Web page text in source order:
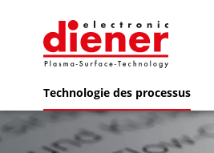
Technologie des processus